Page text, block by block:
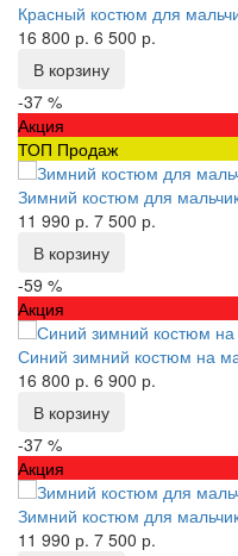
Красный костюм для
16 800 р. 6 500 р.
В корзину
-37 %
Акция
ТОП Продаж
Зимний костюм для
11 990 р. 7 500 р.
В корзину
-59 %
Акция
Синий зимний костюм на
16 800 р. 6 900 р.
В корзину
-37 %
Акция
Зимний костюм для
11 990 р. 7 500 р.